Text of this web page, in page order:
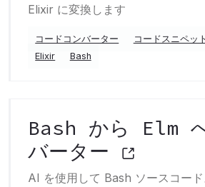
Elixir に変換します
コードコンバーター コードスニペット
Elixir
Bash
Bash から Elm
バーター
AI を使用して Bash ソースコー